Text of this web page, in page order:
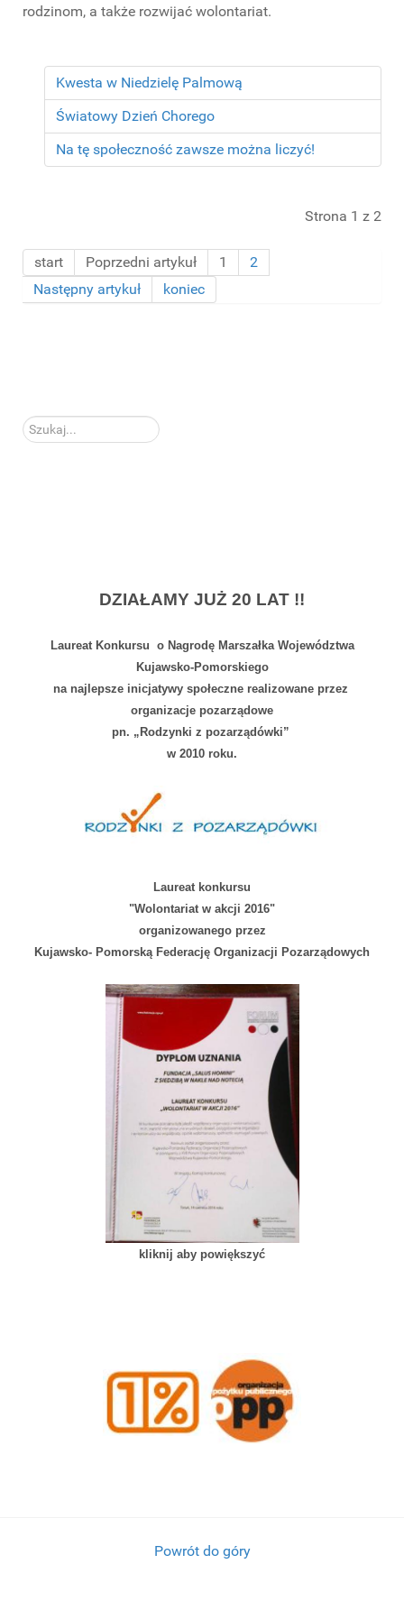
rodzinom, a także rozwijać wolontariat.
Kwesta w Niedzielę Palmową
Światowy Dzień Chorego
Na tę społeczność zawsze można liczyć!
Strona 1 z 2
start Poprzedni artykuł 1
2
Następny artykuł
koniec
Szukaj...
DZIAŁAMY JUŻ 20 LAT !!
Laureat Konkursu o Nagrodę Marszałka Województwa
Kujawsko-Pomorskiego
na najlepsze inicjatywy społeczne realizowane przez
organizacje pozarządowe
pn. „Rodzynki z pozarządówki”
w 2010 roku.
Laureat konkursu
"Wolontariat w akcji 2016"
organizowanego przez
Kujawsko- Pomorską Federację Organizacji Pozarządowych
kliknij aby powiększyć
Powrót do góry